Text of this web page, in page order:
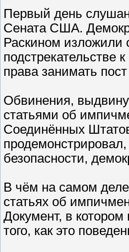
Первый день
Сената США.
Раскином изложили
подстрекательстве
права занимать
Обвинения,
статьями об
Соединённых
безопасности,
В чём на самом
статьях об
Документ, в
того, как это